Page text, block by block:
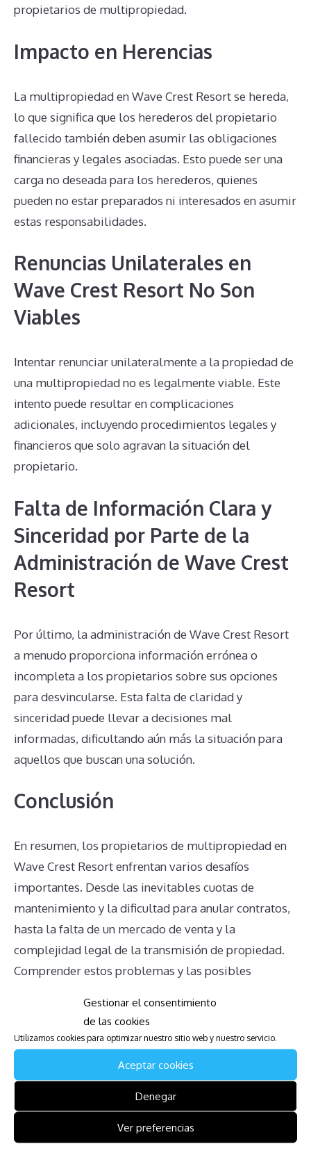
Gestionar el consentimiento
de las cookies
Utilizamos cookies para optimizar nuestro sitio web y nuestro servicio.
Aceptar cookies
Denegar
Ver preferencias
propietarios de multipropiedad.
Impacto en Herencias
La multipropiedad en Wave Crest Resort se hereda,
lo que significa que los herederos del propietario
fallecido también deben asumir las obligaciones
financieras y legales asociadas. Esto puede ser una
carga no deseada para los herederos, quienes
pueden no estar preparados ni interesados en asumir
estas responsabilidades.
Renuncias Unilaterales en
Wave Crest Resort No Son
Viables
Intentar renunciar unilateralmente a la propiedad de
una multipropiedad no es legalmente viable. Este
intento puede resultar en complicaciones
adicionales, incluyendo procedimientos legales y
financieros que solo agravan la situación del
propietario.
Falta de Información Clara y
Sinceridad por Parte de la
Administración de Wave Crest
Resort
Por último, la administración de Wave Crest Resort
a menudo proporciona información errónea o
incompleta a los propietarios sobre sus opciones
para desvincularse. Esta falta de claridad y
sinceridad puede llevar a decisiones mal
informadas, dificultando aún más la situación para
aquellos que buscan una solución.
Conclusión
En resumen, los propietarios de multipropiedad en
Wave Crest Resort enfrentan varios desafíos
importantes. Desde las inevitables cuotas de
mantenimiento y la dificultad para anular contratos,
hasta la falta de un mercado de venta y la
complejidad legal de la transmisión de propiedad.
Comprender estos problemas y las posibles
recomendable buscar asesoramiento profesional
para tomar decisiones informadas y limitar los
posibles efectos negativos.
Descarga la Guía para Afectados
de Wave Crest Resort